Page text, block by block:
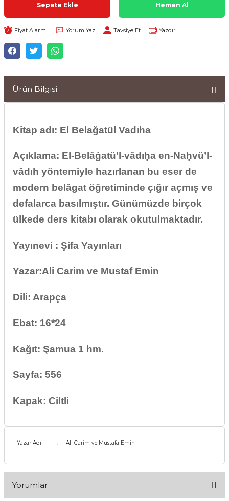
Sepete Ekle Hemen Al
Fiyat Alarmı Yorum Yaz Tavsiye Et Yazdır
Ürün Bilgisi
Kitap adı: El Belağatül Vadıha
Açıklama: El-Belâġatü’l-vâdıḥa en-Naḥvü’l-
vâdıh yöntemiyle hazırlanan bu eser de
modern belâgat öğretiminde çığır açmış ve
defalarca basılmıştır. Günümüzde birçok
ülkede ders kitabı olarak okutulmaktadır.
Yayınevi : Şifa Yayınları
Yazar:Ali Carim ve Mustaf Emin
Dili: Arapça
Ebat: 16*24
Kağıt: Şamua 1 hm.
Sayfa: 556
Kapak: Ciltli
Yazar Adı : Ali Carim ve Mustafa Emin
Yorumlar